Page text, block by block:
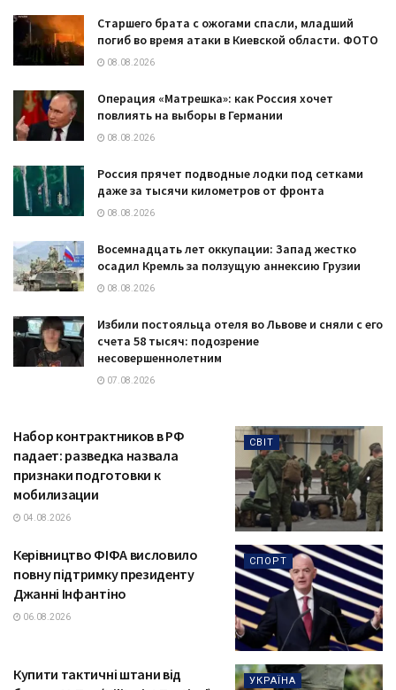
Старшего брата с ожогами спасли, младший
погиб во время атаки в Киевской области. ФОТО
08.08.2026
Операция «Матрешка»: как Россия хочет
повлиять на выборы в Германии
08.08.2026
Россия прячет подводные лодки под сетками
даже за тысячи километров от фронта
08.08.2026
Восемнадцать лет оккупации: Запад жестко
осадил Кремль за ползущую аннексию Грузии
08.08.2026
Избили постояльца отеля во Львове и сняли с его
счета 58 тысяч: подозрение
несовершеннолетним
07.08.2026
СВІТ
Набор контрактников в РФ
падает: разведка назвала
признаки подготовки к
мобилизации
04.08.2026
СПОРТ
Керівництво ФІФА висловило
повну підтримку президенту
Джанні Інфантіно
06.08.2026
УКРАЇНА
Купити тактичні штани від